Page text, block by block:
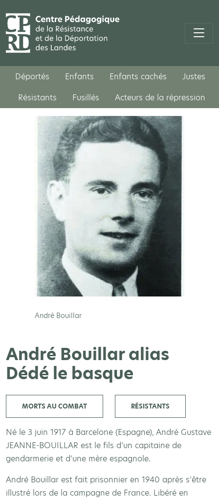
Déportés Enfants Enfants cachés
Justes
Résistants
Fusillés Acteurs de la répression
André Bouillar
André Bouillar alias
Dédé le basque
MORTS AU COMBAT RÉSISTANTS
Né le 3 juin 1917 à Barcelone (Espagne), André Gustave
JEANNE-BOUILLAR est le fils d’un capitaine de
gendarmerie et d’une mère espagnole.
André Bouillar est fait prisonnier en 1940 après s’être
illustré lors de la campagne de France. Libéré en